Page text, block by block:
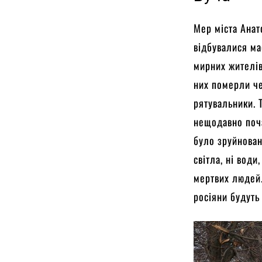
Мер міста
відбувалися
мирних
них померли
рятувальники.
нещодавно
було
світла, ні
мертвих
росіяни